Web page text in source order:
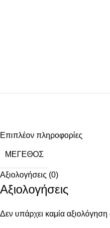
Επιπλέον πληροφορίες
ΜΈΓΕΘΟΣ
Αξιολογήσεις (0)
Αξιολογήσεις
Δεν υπάρχει καμία